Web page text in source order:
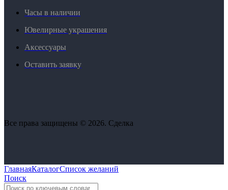
Часы в наличии
Ювелирные украшения
Аксессуары
Оставить заявку
Все права защищены © 2026. Сделка
ГлавнаяКаталогСписок желаний
Поиск